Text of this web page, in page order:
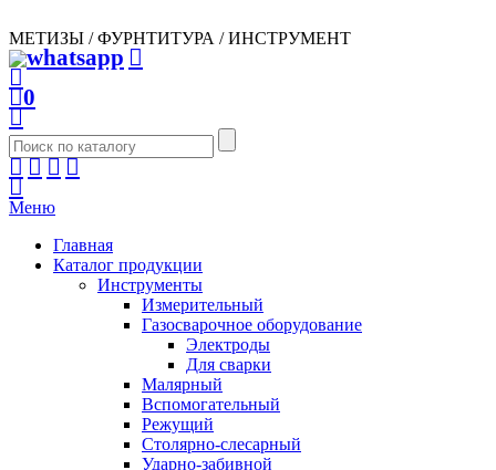
МЕТИЗЫ / ФУРНТИТУРА / ИНСТРУМЕНТ
0
Меню
Главная
Каталог продукции
Инструменты
Измерительный
Газосварочное оборудование
Электроды
Для сварки
Малярный
Вспомогательный
Режущий
Столярно-слесарный
Ударно-забивной